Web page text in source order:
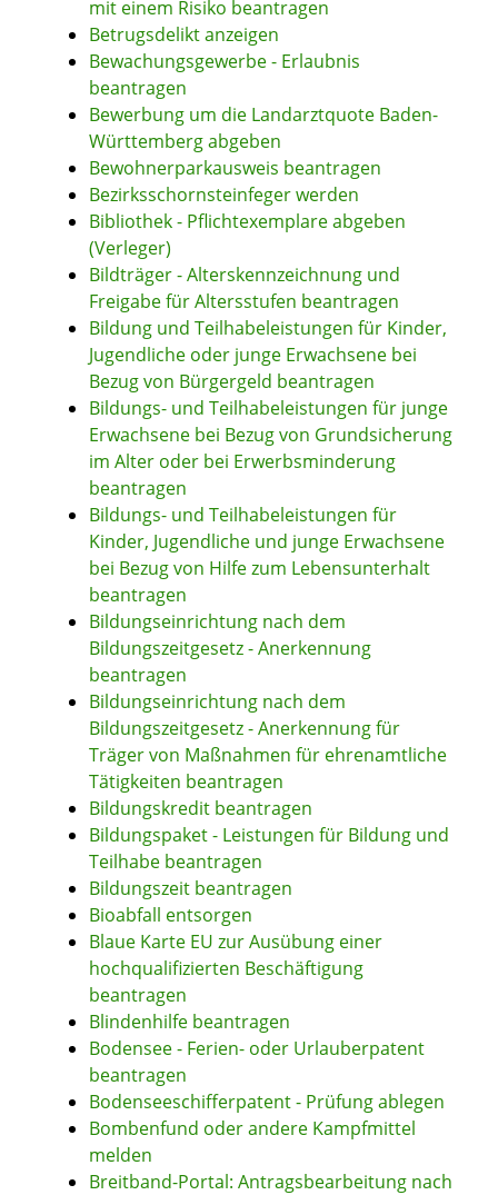
mit einem Risiko beantragen
Betrugsdelikt anzeigen
Bewachungsgewerbe - Erlaubnis
beantragen
Bewerbung um die Landarztquote Baden-
Württemberg abgeben
Bewohnerparkausweis beantragen
Bezirksschornsteinfeger werden
Bibliothek - Pflichtexemplare abgeben
(Verleger)
Bildträger - Alterskennzeichnung und
Freigabe für Altersstufen beantragen
Bildung und Teilhabeleistungen für Kinder,
Jugendliche oder junge Erwachsene bei
Bezug von Bürgergeld beantragen
Bildungs- und Teilhabeleistungen für junge
Erwachsene bei Bezug von Grundsicherung
im Alter oder bei Erwerbsminderung
beantragen
Bildungs- und Teilhabeleistungen für
Kinder, Jugendliche und junge Erwachsene
bei Bezug von Hilfe zum Lebensunterhalt
beantragen
Bildungseinrichtung nach dem
Bildungszeitgesetz - Anerkennung
beantragen
Bildungseinrichtung nach dem
Bildungszeitgesetz - Anerkennung für
Träger von Maßnahmen für ehrenamtliche
Tätigkeiten beantragen
Bildungskredit beantragen
Bildungspaket - Leistungen für Bildung und
Teilhabe beantragen
Bildungszeit beantragen
Bioabfall entsorgen
Blaue Karte EU zur Ausübung einer
hochqualifizierten Beschäftigung
beantragen
Blindenhilfe beantragen
Bodensee - Ferien- oder Urlauberpatent
beantragen
Bodenseeschifferpatent - Prüfung ablegen
Bombenfund oder andere Kampfmittel
melden
Breitband-Portal: Antragsbearbeitung nach